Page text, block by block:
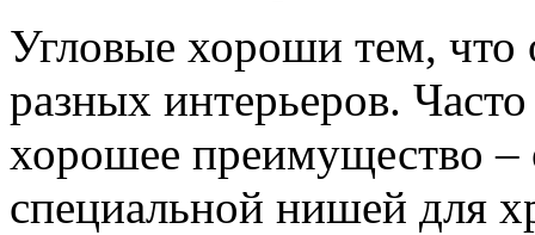
Угловые хороши тем, что
разных интерьеров.
хорошее преимущество
специальной нишей для